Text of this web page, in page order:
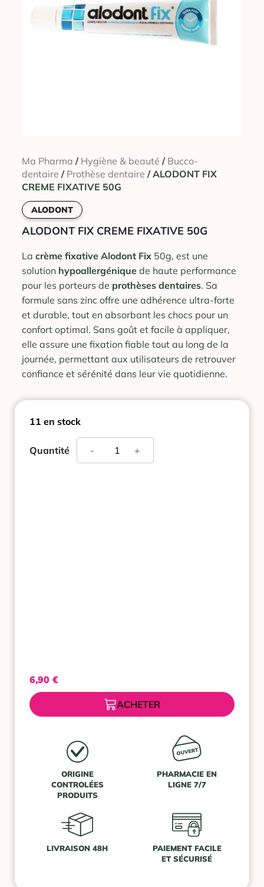
Ma Pharma / Hygiène & beauté / Bucco-
dentaire / Prothèse dentaire / ALODONT FIX
CREME FIXATIVE 50G
ALODONT
ALODONT FIX CREME FIXATIVE 50G
La crème fixative Alodont Fix 50g, est une
solution hypoallergénique de haute performance
pour les porteurs de prothèses dentaires. Sa
formule sans zinc offre une adhérence ultra-forte
et durable, tout en absorbant les chocs pour un
confort optimal. Sans goût et facile à appliquer,
elle assure une fixation fiable tout au long de la
journée, permettant aux utilisateurs de retrouver
confiance et sérénité dans leur vie quotidienne.
11 en stock
Quantité +
quantité
-
6,90 €
ACHETER
ORIGINE
CONTROLÉES
PRODUITS
PHARMACIE EN
LIGNE 7/7
LIVRAISON 48H
PAIEMENT FACILE
ET SÉCURISÉ